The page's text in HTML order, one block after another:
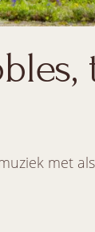
met